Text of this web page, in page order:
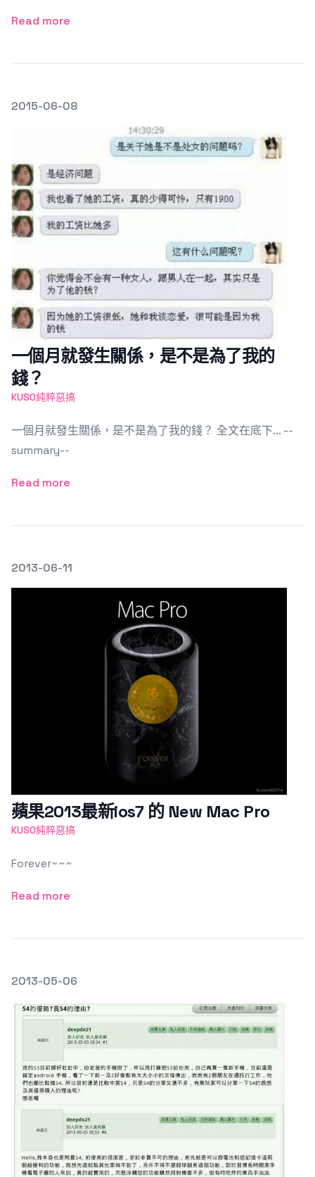
Read more
發文於
2015-06-08
一個月就發生關係，是不是為了我的
錢？
KUSO純粹惡搞
一個月就發生關係，是不是為了我的錢？ 全文在底下... --
summary--
Read more
發文於
2013-06-11
蘋果2013最新ios7 的 New Mac Pro
KUSO純粹惡搞
Forever~~~
Read more
發文於
2013-05-06